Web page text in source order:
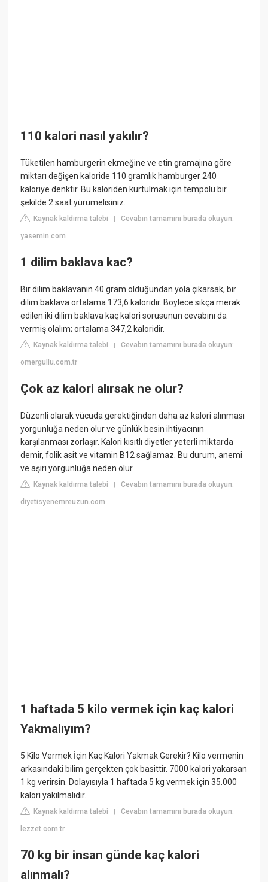
110 kalori nasıl yakılır?
Tüketilen hamburgerin ekmeğine ve etin gramajına göre
miktarı değişen kaloride 110 gramlık hamburger 240
kaloriye denktir. Bu kaloriden kurtulmak için tempolu bir
şekilde 2 saat yürümelisiniz.
Kaynak kaldırma talebi |Cevabın tamamını burada okuyun:
yasemin.com
1 dilim baklava kac?
Bir dilim baklavanın 40 gram olduğundan yola çıkarsak, bir
dilim baklava ortalama 173,6 kaloridir. Böylece sıkça merak
edilen iki dilim baklava kaç kalori sorusunun cevabını da
vermiş olalım; ortalama 347,2 kaloridir.
Kaynak kaldırma talebi |Cevabın tamamını burada okuyun:
omergullu.com.tr
Çok az kalori alırsak ne olur?
Düzenli olarak vücuda gerektiğinden daha az kalori alınması
yorgunluğa neden olur ve günlük besin ihtiyacının
karşılanması zorlaşır. Kalori kısıtlı diyetler yeterli miktarda
demir, folik asit ve vitamin B12 sağlamaz. Bu durum, anemi
ve aşırı yorgunluğa neden olur.
Kaynak kaldırma talebi |Cevabın tamamını burada okuyun:
diyetisyenemreuzun.com
1 haftada 5 kilo vermek için kaç kalori
Yakmalıyım?
5 Kilo Vermek İçin Kaç Kalori Yakmak Gerekir? Kilo vermenin
arkasındaki bilim gerçekten çok basittir. 7000 kalori yakarsan
1 kg verirsin. Dolayısıyla 1 haftada 5 kg vermek için 35.000
kalori yakılmalıdır.
Kaynak kaldırma talebi |Cevabın tamamını burada okuyun:
lezzet.com.tr
70 kg bir insan günde kaç kalori
alınmalı?